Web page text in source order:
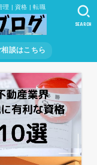
理 | 資格 | 転職
談はこちら
SEARCH